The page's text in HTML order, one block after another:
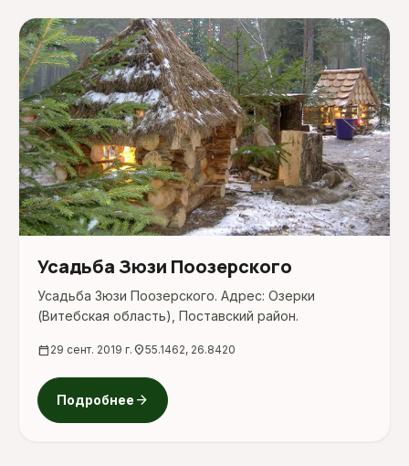
Усадьба Зюзи Поозерского
Усадьба Зюзи Поозерского. Адрес: Озерки
(Витебская область), Поставский район.
calendar_today 29 сент. 2019 г. location_on55.1462, 26.8420
Подробнее arrow_forward